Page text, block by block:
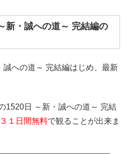
新・誠への道～ 完結編の
誠への道～ 完結編はじめ、最新
1520日 ～新・誠への道～ 完結
３１日間無料で観ることが出来ま